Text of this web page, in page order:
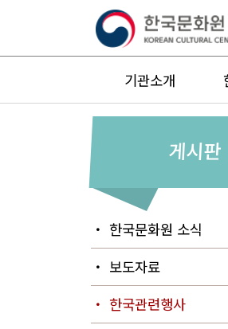
기관소개
게시판
・ 한국문화원 소식
・ 보도자료
・ 한국관련행사